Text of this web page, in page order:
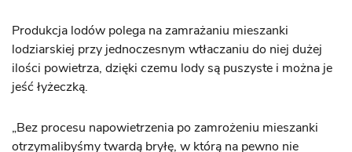
Produkcja lodów polega na zamrażaniu mieszanki
lodziarskiej przy jednoczesnym wtłaczaniu do niej dużej
ilości powietrza, dzięki czemu lody są puszyste i można je
jeść łyżeczką.
„Bez procesu napowietrzenia po zamrożeniu mieszanki
otrzymalibyśmy twardą bryłę, w którą na pewno nie